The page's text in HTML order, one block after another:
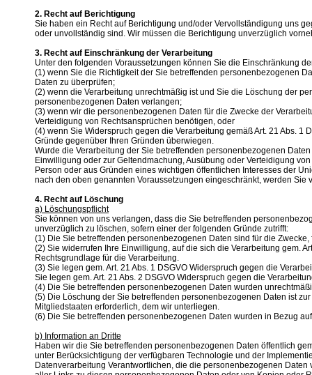
2. Recht auf Berichtigung
Sie haben ein Recht auf Berichtigung und/oder Vervollständigung uns
oder unvollständig sind. Wir müssen die Berichtigung unverzüglich
3. Recht auf Einschränkung der Verarbeitung
Unter den folgenden Voraussetzungen können Sie die Einschränkung
(1) wenn Sie die Richtigkeit der Sie betreffenden personenbezogenen
Daten zu überprüfen;
(2) wenn die Verarbeitung unrechtmäßig ist und Sie die Löschung der
personenbezogenen Daten verlangen;
(3) wenn wir die personenbezogenen Daten für die Zwecke der
Verteidigung von Rechtsansprüchen benötigen, oder
(4) wenn Sie Widerspruch gegen die Verarbeitung gemäß Art. 21 Abs.
Gründe gegenüber Ihren Gründen überwiegen.
Wurde die Verarbeitung der Sie betreffenden personenbezogenen
Einwilligung oder zur Geltendmachung, Ausübung oder Verteidigung
Person oder aus Gründen eines wichtigen öffentlichen Interesses der
nach den oben genannten Voraussetzungen eingeschränkt, werden
4. Recht auf Löschung
a) Löschungspflicht
Sie können von uns verlangen, dass die Sie betreffenden
unverzüglich zu löschen, sofern einer der folgenden Gründe zutrifft:
(1) Die Sie betreffenden personenbezogenen Daten sind für die
(2) Sie widerrufen Ihre Einwilligung, auf die sich die Verarbeitung gem.
Rechtsgrundlage für die Verarbeitung.
(3) Sie legen gem. Art. 21 Abs. 1 DSGVO Widerspruch gegen die
Sie legen gem. Art. 21 Abs. 2 DSGVO Widerspruch gegen die
(4) Die Sie betreffenden personenbezogenen Daten wurden
(5) Die Löschung der Sie betreffenden personenbezogenen Daten ist
Mitgliedstaaten erforderlich, dem wir unterliegen.
(6) Die Sie betreffenden personenbezogenen Daten wurden in Bezug
b) Information an Dritte
Haben wir die Sie betreffenden personenbezogenen Daten öffentlich
unter Berücksichtigung der verfügbaren Technologie und der
Datenverarbeitung Verantwortlichen, die die personenbezogenen